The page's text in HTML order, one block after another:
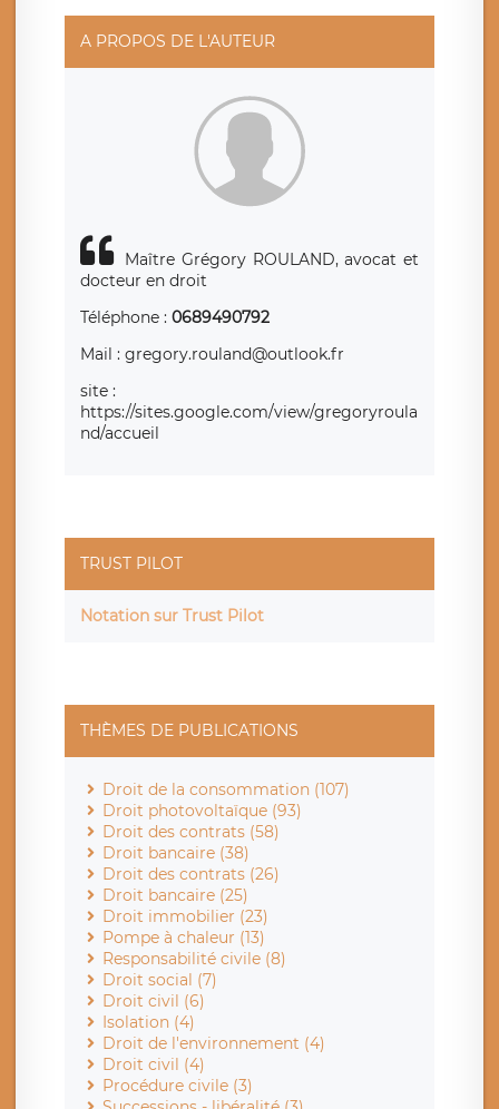
rue Léopold Sédar Senghor, joignable à l’adresse mail :
responsabledetraitement@legavox.fr. Vous avez
également le droit d’introduire une réclamation auprès
d’une autorité de contrôle.
A PROPOS DE L'AUTEUR
Maître Grégory ROULAND, avocat et
docteur en droit
Téléphone : 0689490792
Mail : gregory.rouland@outlook.fr
site :
https://sites.google.com/view/gregoryroula
nd/accueil
TRUST PILOT
Notation sur Trust Pilot
THÈMES DE PUBLICATIONS
Droit de la consommation (107)
Droit photovoltaïque (93)
Droit des contrats (58)
Droit bancaire (38)
Droit des contrats (26)
Droit bancaire (25)
Droit immobilier (23)
Pompe à chaleur (13)
Responsabilité civile (8)
Droit social (7)
Droit civil (6)
Isolation (4)
Droit de l'environnement (4)
Droit civil (4)
Procédure civile (3)